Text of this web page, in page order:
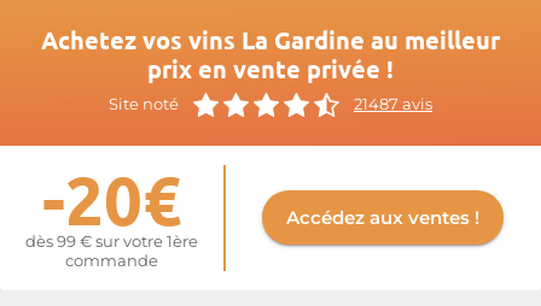
exceptionnelle du terroir de Châteauneuf-du-Pape.
Plus d'informations sur le site deLa Gardine
Achetez vos vins La Gardine au meilleur
prix en vente privée !
Site noté 21487 avis
-20€
dès 99 € sur votre 1ère
commande
Accédez aux ventes !